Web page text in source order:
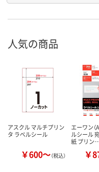
ループ
ラベル材
質
上質紙
商品環境
スコア
55
人気の商品
アスクル マルチプリン
タ ラベルシール
￥600～（税込）
エーワン（
ルシール
紙 プリン…
￥